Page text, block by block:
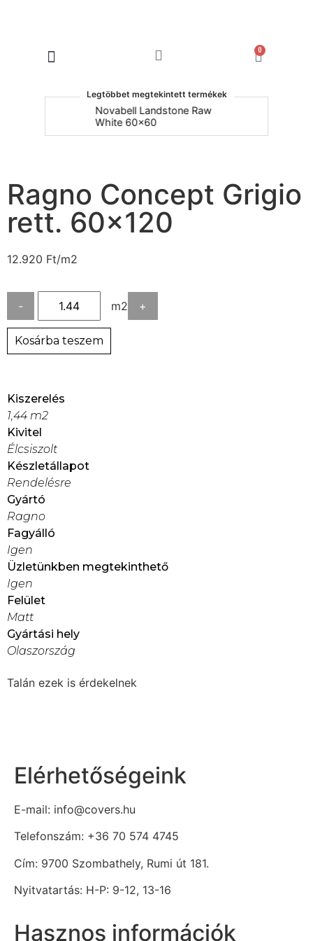
0
Legtöbbet megtekintett termékek
Novabell Landstone Raw
White 60x60
Ragno Concept Grigio
rett. 60×120
12.920 Ft/m2
- m2 +
Kosárba teszem
Kiszerelés
1,44 m2
Kivitel
Élcsiszolt
Készletállapot
Rendelésre
Gyártó
Ragno
Fagyálló
Igen
Üzletünkben megtekinthető
Igen
Felület
Matt
Gyártási hely
Olaszország
Talán ezek is érdekelnek
Elérhetőségeink
E-mail: info@covers.hu
Telefonszám: +36 70 574 4745
Cím: 9700 Szombathely, Rumi út 181.
Nyitvatartás: H-P: 9-12, 13-16
Hasznos információk